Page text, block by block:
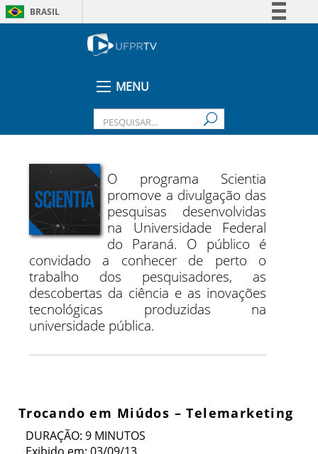
BRASIL
Legislação
MENU
O programa Scientia
promove a divulgação das
pesquisas desenvolvidas
na Universidade Federal
do Paraná. O público é
convidado a conhecer de perto o
trabalho dos pesquisadores, as
descobertas da ciência e as inovações
tecnológicas produzidas na
universidade pública.
Trocando em Miúdos – Telemarketing
DURAÇÃO: 9 MINUTOS